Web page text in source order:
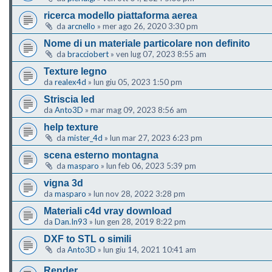
ricerca modello piattaforma aerea
da arcnello » mer ago 26, 2020 3:30 pm
Nome di un materiale particolare non definito
da bracciobert » ven lug 07, 2023 8:55 am
Texture legno
da realex4d » lun giu 05, 2023 1:50 pm
Striscia led
da Anto3D » mar mag 09, 2023 8:56 am
help texture
da mister_4d » lun mar 27, 2023 6:23 pm
scena esterno montagna
da masparo » lun feb 06, 2023 5:39 pm
vigna 3d
da masparo » lun nov 28, 2022 3:28 pm
Materiali c4d vray download
da Dan.In93 » lun gen 28, 2019 8:22 pm
DXF to STL o simili
da Anto3D » lun giu 14, 2021 10:41 am